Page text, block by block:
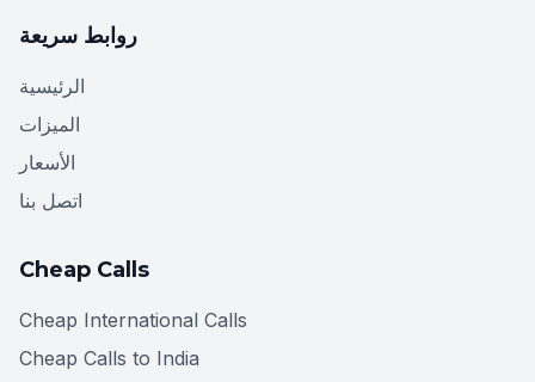
روابط سريعة
الرئيسية
الميزات
الأسعار
اتصل بنا
Cheap Calls
Cheap International Calls
Cheap Calls to India